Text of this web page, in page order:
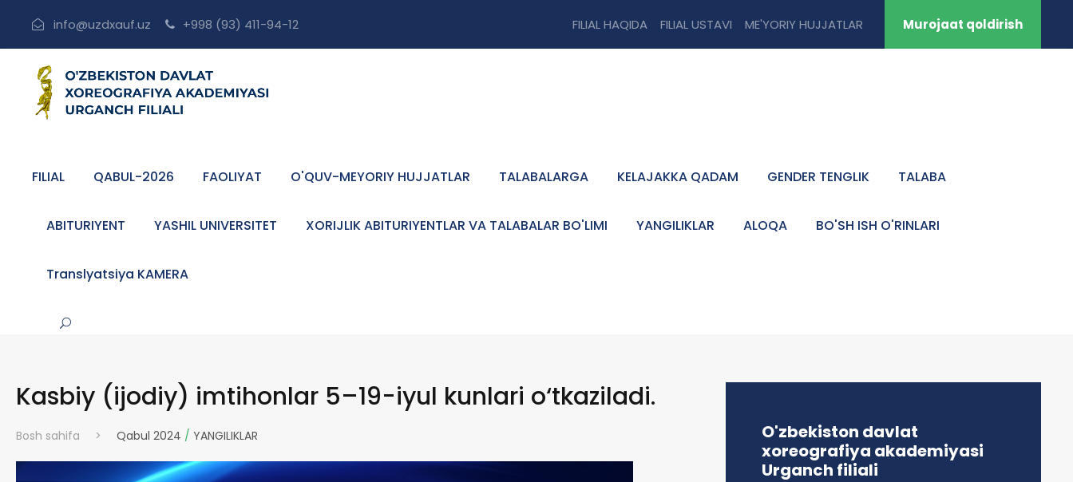
info@uzdxauf.uz +998 (93) 411-94-12 FILIAL HAQIDA FILIAL USTAVI ME'YORIY HUJJATLAR Murojaat qoldirish
FILIAL QABUL-2026 FAOLIYAT O'QUV-MEYORIY HUJJATLAR TALABALARGA KELAJAKKA QADAM GENDER TENGLIK TALABA
ABITURIYENT YASHIL UNIVERSITET XORIJLIK ABITURIYENTLAR VA TALABALAR BO'LIMI YANGILIKLAR ALOQA BO'SH ISH O'RINLARI
Translyatsiya KAMERA
Kasbiy (ijodiy) imtihonlar 5–19-iyul kunlari o‘tkaziladi.
Bosh sahifa > Qabul 2024 / YANGILIKLAR
O'zbekiston davlat
xoreografiya akademiyasi
Urganch filiali